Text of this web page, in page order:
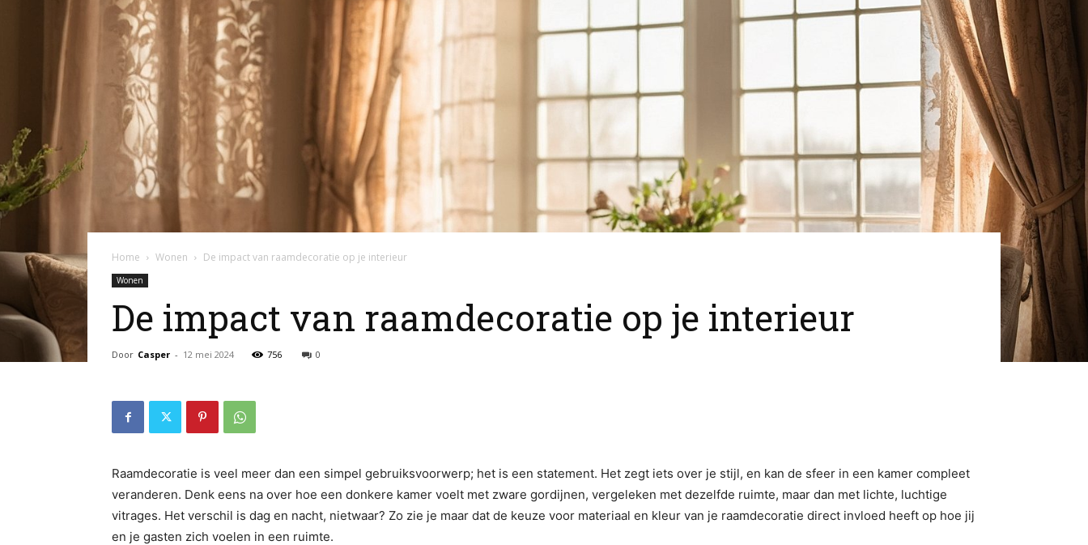
Home Wonen De impact van raamdecoratie op je interieur
Wonen
De impact van raamdecoratie op je interieur
Door Casper - 12 mei 2024 756 0
Raamdecoratie is veel meer dan een simpel gebruiksvoorwerp; het is een statement. Het zegt iets over je stijl, en kan de sfeer in een kamer compleet
veranderen. Denk eens na over hoe een donkere kamer voelt met zware gordijnen, vergeleken met dezelfde ruimte, maar dan met lichte, luchtige
vitrages. Het verschil is dag en nacht, nietwaar? Zo zie je maar dat de keuze voor materiaal en kleur van je raamdecoratie direct invloed heeft op hoe jij
en je gasten zich voelen in een ruimte.